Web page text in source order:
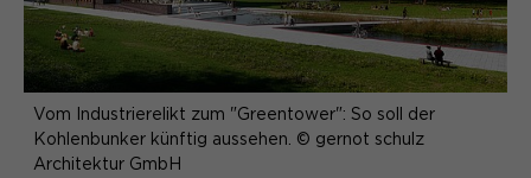
Vom Industrierelikt zum "Greentower": So soll der
Kohlenbunker künftig aussehen. © gernot schulz
Architektur GmbH